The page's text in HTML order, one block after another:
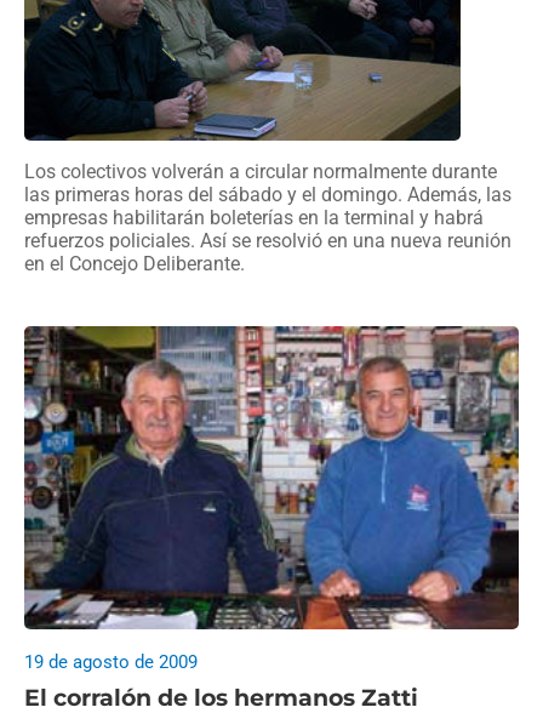
Los colectivos volverán a circular normalmente durante
las primeras horas del sábado y el domingo. Además, las
empresas habilitarán boleterías en la terminal y habrá
refuerzos policiales. Así se resolvió en una nueva reunión
en el Concejo Deliberante.
El corralón de los hermanos Zatti
19 de agosto de 2009